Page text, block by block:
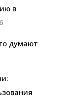
в
думают